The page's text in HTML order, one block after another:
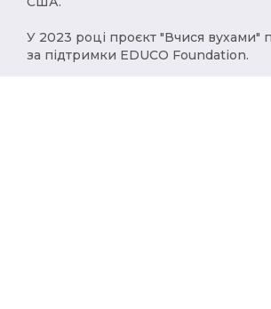
У 2023 році проєкт "Вчися вухами"
за підтримки EDUCO Foundation.